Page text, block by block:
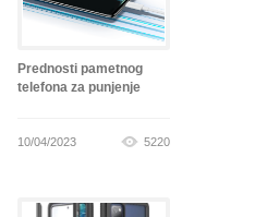
Prednosti pametnog
telefona za punjenje
10/04/2023 5220